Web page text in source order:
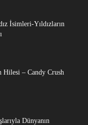
İsimleri-Yıldızların
Hilesi – Candy Crush
Dünyanın